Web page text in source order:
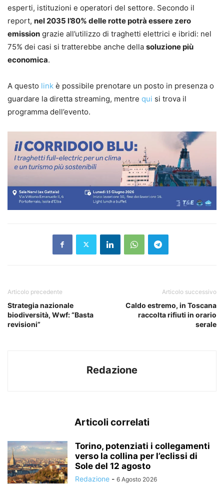
esperti, istituzioni e operatori del settore. Secondo il
report, nel 2035 l’80% delle rotte potrà essere zero
emission grazie all’utilizzo di traghetti elettrici e ibridi: nel
75% dei casi si tratterebbe anche della soluzione più
economica.
A questo link è possibile prenotare un posto in presenza o
guardare la diretta streaming, mentre qui si trova il
programma dell’evento.
Articolo precedente
Strategia nazionale
biodiversità, Wwf: “Basta
revisioni”
Articolo successivo
Caldo estremo, in Toscana
raccolta rifiuti in orario
serale
Redazione
Articoli correlati
Torino, potenziati i collegamenti
verso la collina per l’eclissi di
Sole del 12 agosto
Redazione - 6 Agosto 2026